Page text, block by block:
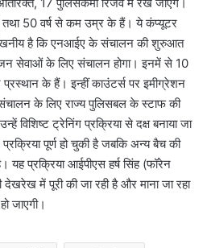
तथा 50 वर्ष से कम उम्र के हैं। ये कंप्यूटर
है कि एनआईए के संचालन की शुरुआत
सेवाओं के लिए संचालन होगा। इनमें से 10
के हैं। इन्हीं काउंटर्स पर इमीग्रेशन
के लिए राज्य पुलिसबल के स्टाफ की
विशिष्ट ट्रेनिंग प्रक्रिया से दक्ष बनाया जा
पूर्ण हो चुकी है जबकि अन्य बैच की
यह प्रक्रिया आईपीएस हर्ष सिंह (फॉरेन
में पूरी की जा रही है और माना जा रहा
जाएगी।